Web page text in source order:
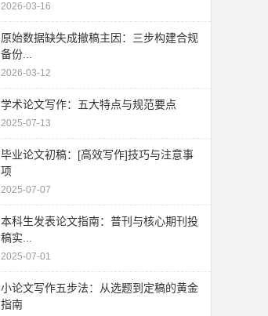
2026-03-16
原始数据缺失成撤稿主因：三步构建合规
备份...
2026-03-12
学术论文写作：五大特点与规范要点
2025-07-13
毕业论文初稿：[高效写作]技巧与注意事
项
2025-07-07
本科生发表论文指南：普刊与核心期刊投
稿实...
2025-07-01
小论文写作五步法：从选题到定稿的黄金
指南